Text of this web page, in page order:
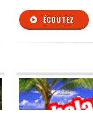
ÉCOUTEZ